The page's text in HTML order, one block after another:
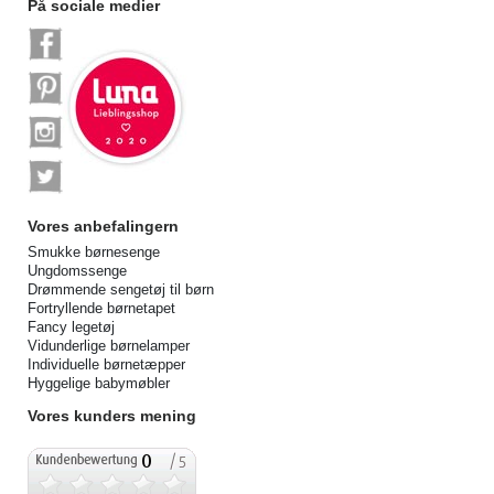
På sociale medier
Vores anbefalingern
Smukke børnesenge
Ungdomssenge
Drømmende sengetøj til børn
Fortryllende børnetapet
Fancy legetøj
Vidunderlige børnelamper
Individuelle børnetæpper
Hyggelige babymøbler
Vores kunders mening